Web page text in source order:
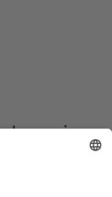
nur ein
Selbsthilfe-